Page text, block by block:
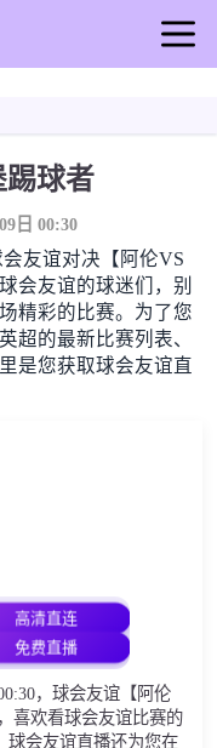
踢球者
日 00:30
会友谊对决【阿伦VS
会友谊的球迷们，别
精彩的比赛。为了您
超的最新比赛列表、
是您获取球会友谊直
高清直连
免费直播
，球会友谊【阿伦
喜欢看球会友谊比赛的
球会友谊直播还为您在